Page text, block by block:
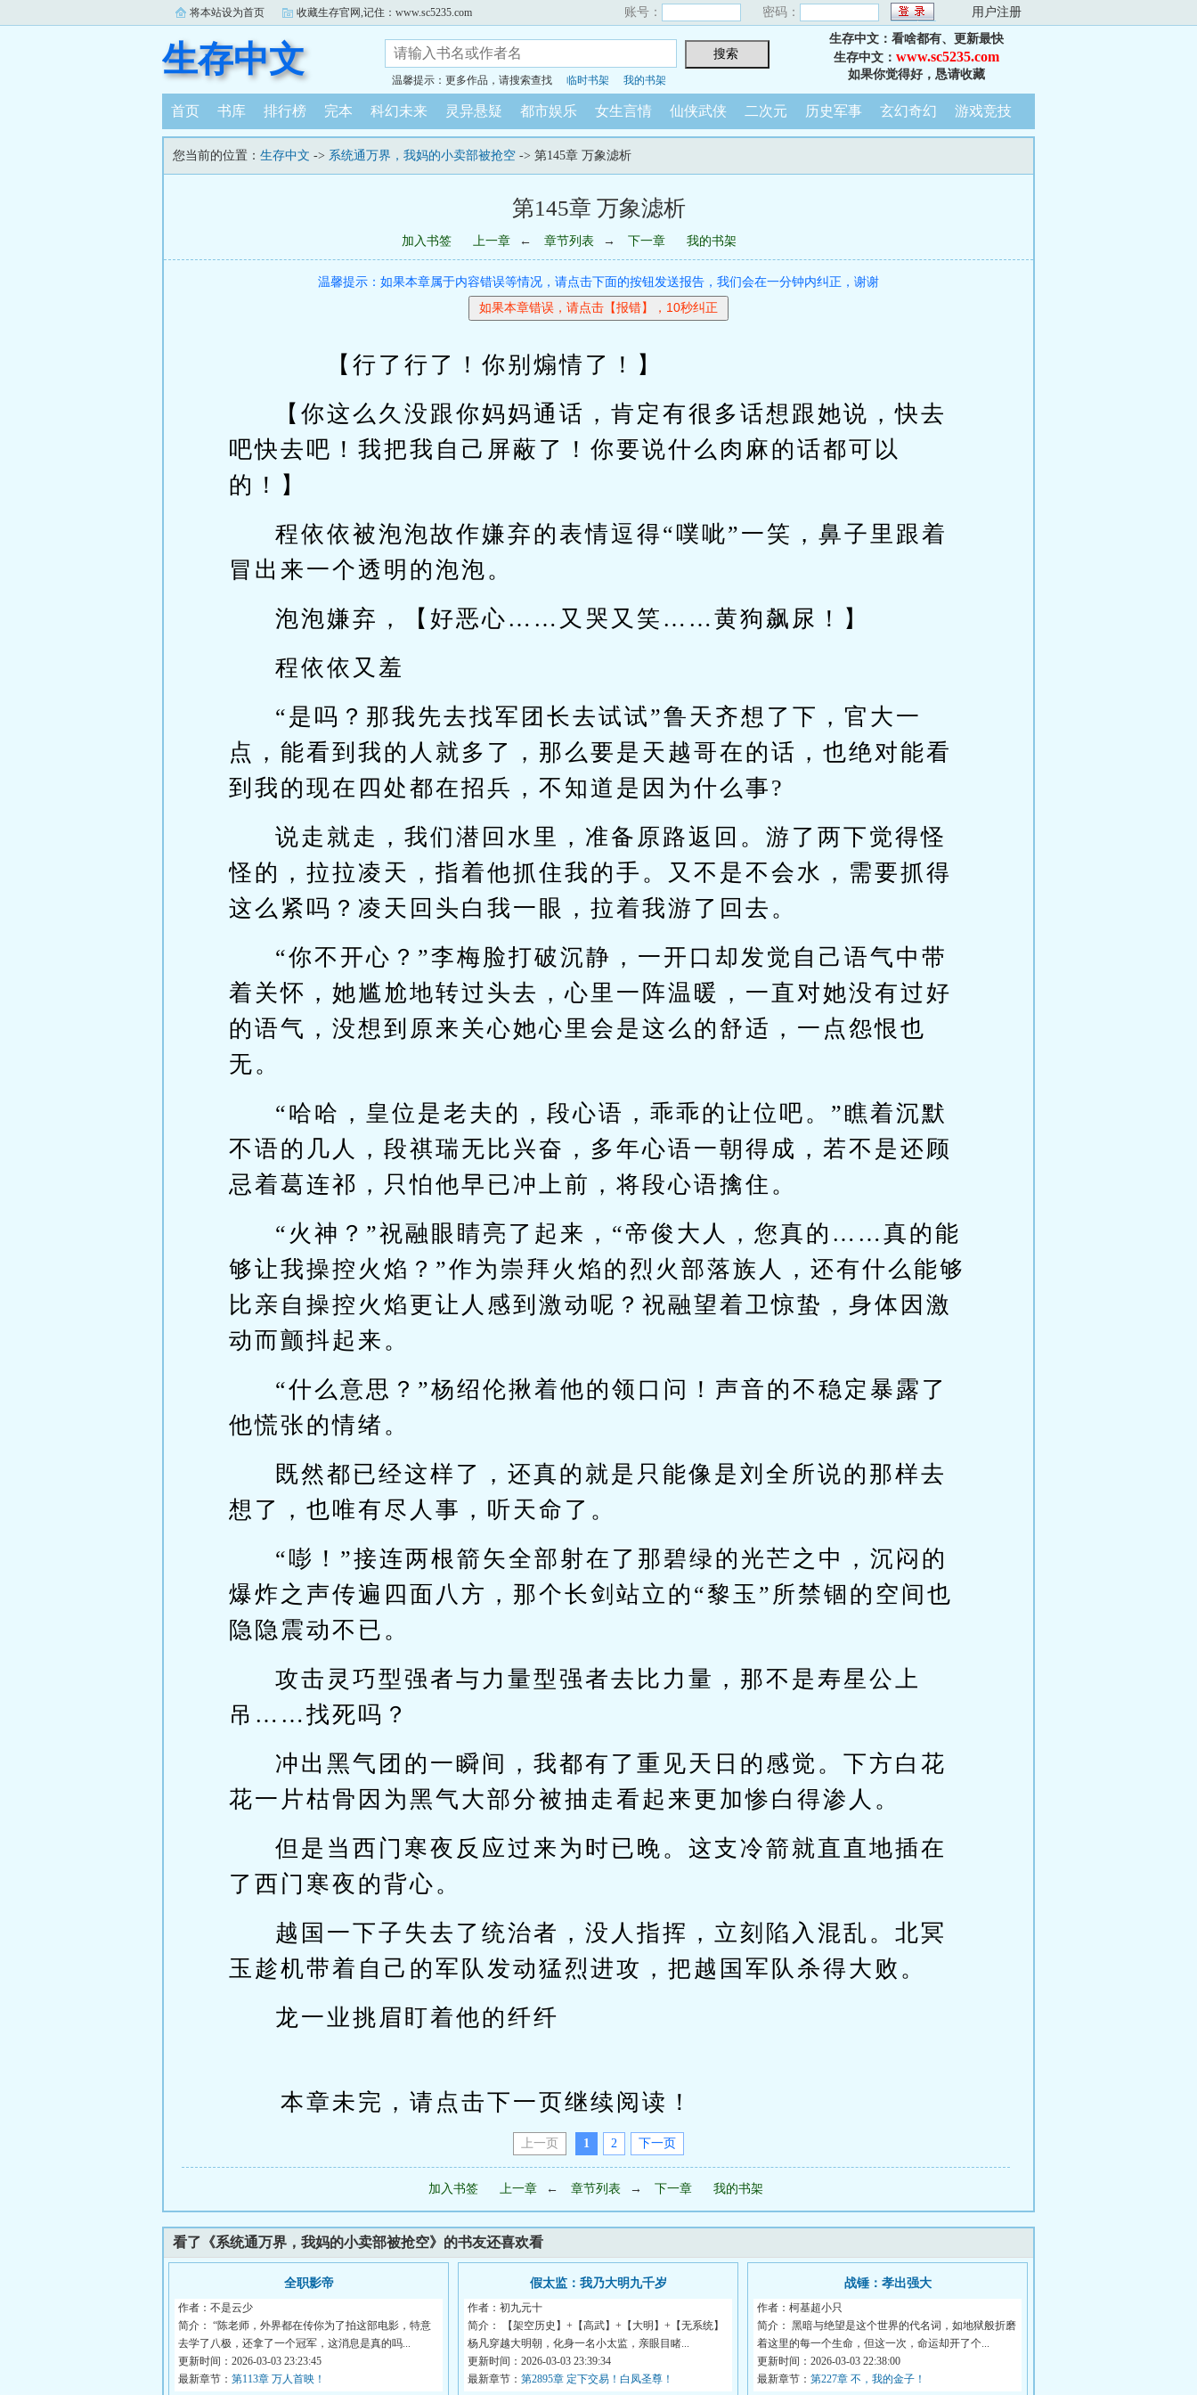
将本站设为首页 收藏生存官网,记住：www.sc5235.com 账号： 密码： 用户注册
生存中文
温馨提示：更多作品，请搜索查找 临时书架 我的书架
生存中文：看啥都有、更新最快
生存中文： www.sc5235.com
如果你觉得好，恳请收藏
首页 书库 排行榜 完本 科幻未来 灵异悬疑 都市娱乐 女生言情 仙侠武侠 二次元 历史军事 玄幻奇幻 游戏竞技
您当前的位置： 生存中文 -> 系统通万界，我妈的小卖部被抢空 -> 第145章 万象滤析
第145章 万象滤析
加入书签 上一章 ← 章节列表 → 下一章 我的书架
温馨提示：如果本章属于内容错误等情况，请点击下面的按钮发送报告，我们会在一分钟内纠正，谢谢
【行了行了！你别煽情了！】
【你这么久没跟你妈妈通话，肯定有很多话想跟她说，快去
吧快去吧！我把我自己屏蔽了！你要说什么肉麻的话都可以
的！】
程依依被泡泡故作嫌弃的表情逗得“噗呲”一笑，鼻子里跟着
冒出来一个透明的泡泡。
泡泡嫌弃，【好恶心……又哭又笑……黄狗飙尿！】
程依依又羞
“是吗？那我先去找军团长去试试”鲁天齐想了下，官大一
点，能看到我的人就多了，那么要是天越哥在的话，也绝对能看
到我的现在四处都在招兵，不知道是因为什么事?
说走就走，我们潜回水里，准备原路返回。游了两下觉得怪
怪的，拉拉凌天，指着他抓住我的手。又不是不会水，需要抓得
这么紧吗？凌天回头白我一眼，拉着我游了回去。
“你不开心？”李梅脸打破沉静，一开口却发觉自己语气中带
着关怀，她尴尬地转过头去，心里一阵温暖，一直对她没有过好
的语气，没想到原来关心她心里会是这么的舒适，一点怨恨也
无。
“哈哈，皇位是老夫的，段心语，乖乖的让位吧。”瞧着沉默
不语的几人，段祺瑞无比兴奋，多年心语一朝得成，若不是还顾
忌着葛连祁，只怕他早已冲上前，将段心语擒住。
“火神？”祝融眼睛亮了起来，“帝俊大人，您真的……真的能
够让我操控火焰？”作为崇拜火焰的烈火部落族人，还有什么能够
比亲自操控火焰更让人感到激动呢？祝融望着卫惊蛰，身体因激
动而颤抖起来。
“什么意思？”杨绍伦揪着他的领口问！声音的不稳定暴露了
他慌张的情绪。
既然都已经这样了，还真的就是只能像是刘全所说的那样去
想了，也唯有尽人事，听天命了。
“嘭！”接连两根箭矢全部射在了那碧绿的光芒之中，沉闷的
爆炸之声传遍四面八方，那个长剑站立的“黎玉”所禁锢的空间也
隐隐震动不已。
攻击灵巧型强者与力量型强者去比力量，那不是寿星公上
吊……找死吗？
冲出黑气团的一瞬间，我都有了重见天日的感觉。下方白花
花一片枯骨因为黑气大部分被抽走看起来更加惨白得渗人。
但是当西门寒夜反应过来为时已晚。这支冷箭就直直地插在
了西门寒夜的背心。
越国一下子失去了统治者，没人指挥，立刻陷入混乱。北冥
玉趁机带着自己的军队发动猛烈进攻，把越国军队杀得大败。
龙一业挑眉盯着他的纤纤
本章未完，请点击下一页继续阅读！
上一页 1 2 下一页
加入书签 上一章 ← 章节列表 → 下一章 我的书架
看了《系统通万界，我妈的小卖部被抢空》的书友还喜欢看
全职影帝
作者：不是云少
简介： “陈老师，外界都在传你为了拍这部电影，特意
去学了八极，还拿了一个冠军，这消息是真的吗...
更新时间：2026-03-03 23:23:45
最新章节： 第113章 万人首映！
假太监：我乃大明九千岁
作者：初九元十
简介： 【架空历史】+【高武】+【大明】+【无系统】
杨凡穿越大明朝，化身一名小太监，亲眼目睹...
更新时间：2026-03-03 23:39:34
最新章节： 第2895章 定下交易！白凤圣尊！
战锤：孝出强大
作者：柯基超小只
简介： 黑暗与绝望是这个世界的代名词，如地狱般折磨
着这里的每一个生命，但这一次，命运却开了个...
更新时间：2026-03-03 22:38:00
最新章节： 第227章 不，我的金子！